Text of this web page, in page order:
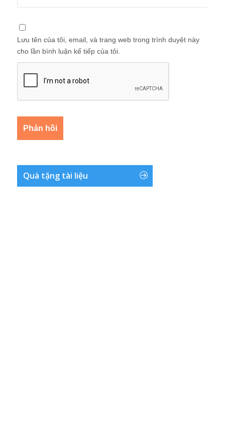
Lưu tên của tôi, email, và trang web trong trình duyệt này
cho lần bình luận kế tiếp của tôi.
Quà tặng tài liệu